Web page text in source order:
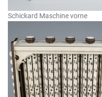
Schickard Maschine vorne